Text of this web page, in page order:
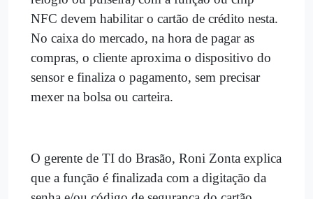
NFC devem habilitar o cartão de crédito nesta.
No caixa do mercado, na hora de pagar as
compras, o cliente aproxima o dispositivo do
sensor e finaliza o pagamento, sem precisar
mexer na bolsa ou carteira.
O gerente de TI do Brasão, Roni Zonta explica
que a função é finalizada com a digitação da